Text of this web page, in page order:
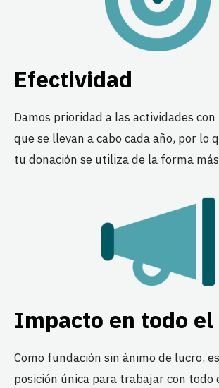
Efectividad
Damos prioridad a las actividades
que se llevan a cabo cada año, por lo
tu donación se utiliza de la forma
Impacto en todo
Como fundación sin ánimo de lucro,
posición única para trabajar con todo